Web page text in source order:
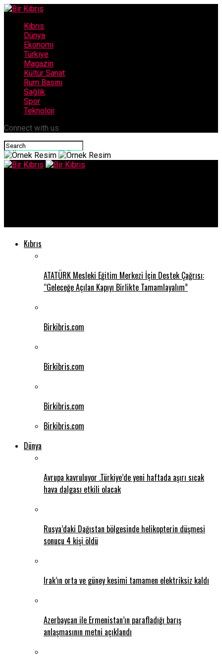
Kıbrıs
Dünya
Ekonomi
Türkiye
Magazin
Kültür Sanat
Rum Basını
Sağlık
Spor
Teknoloji
Connect with us
Kıbrıs
ATATÜRK Mesleki Eğitim Merkezi İçin Destek Çağrısı:
“Geleceğe Açılan Kapıyı Birlikte Tamamlayalım”
Birkibris.com
Birkibris.com
Birkibris.com
Birkibris.com
Dünya
Avrupa kavruluyor .Türkiye’de yeni haftada aşırı sıcak
hava dalgası etkili olacak
Rusya’daki Dağıstan bölgesinde helikopterin düşmesi
sonucu 4 kişi öldü
Irak’ın orta ve güney kesimi tamamen elektriksiz kaldı
Azerbaycan ile Ermenistan’ın parafladığı barış
anlaşmasının metni açıklandı